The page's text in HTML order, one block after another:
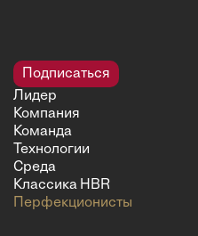
Подписаться
Лидер
Компания
Команда
Технологии
Среда
Классика HBR
Перфекционисты